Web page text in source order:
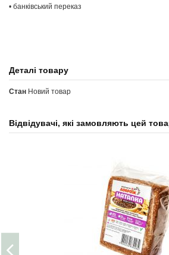
• банківський переказ
Деталі товару
Стан Новий товар
Відвідувачі, які замовляють цей